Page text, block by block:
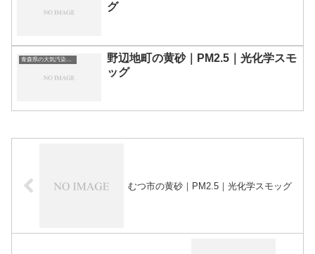
グ
青森県の大気汚染・PM2.5・黄砂・エアロゾルの数値
野辺地町の黄砂｜PM2.5｜光化学スモ
ッグ
むつ市の黄砂｜PM2.5｜光化学スモッグ